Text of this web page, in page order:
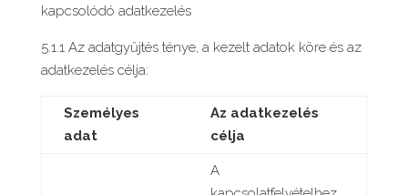
kapcsolódó adatkezelés
5.1.1 Az adatgyűjtés ténye, a kezelt adatok köre és az
adatkezelés célja:
Személyes
adat
Az adatkezelés
célja
A